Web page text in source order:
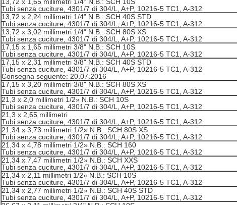
Tubi senza cuciture, 4301/7 di 304/L, A+P, 10216-5 TC1, A-312
13,72 x 2,24 millimetri 1/4" N.B.: SCH 40S STD
Tubi senza cuciture, 4301/7 di 304/L, A+P, 10216-5 TC1, A-312
13,72 x 3,02 millimetri 1/4" N.B.: SCH 80S XS
Tubi senza cuciture, 4301/7 di 304/L, A+P, 10216-5 TC1, A-312
17,15 x 1,65 millimetri 3/8" N.B.: SCH 10S
Tubi senza cuciture, 4301/7 di 304/L, A+P, 10216-5 TC1, A-312
17,15 x 2,31 millimetri 3/8" N.B.: SCH 40S STD
Tubi senza cuciture, 4301/7 di 304/L, A+P, 10216-5 TC1, A-312
Consegna seguente: 20.07.2016
17,15 x 3,20 millimetri 3/8" N.B.: SCH 80S XS
Tubi senza cuciture, 4301/7 di 304/L, A+P, 10216-5 TC1, A-312
21,3 x 2,0 millimetri 1/2» N.B.: SCH 10S
Tubi senza cuciture, 4301/7 di 304/L, A+P, 10216-5 TC1, A-312
21,3 x 2,65 millimetri
Tubi senza cuciture, 4301/7 di 304/L, A+P, 10216-5 TC1, A-312
21,34 x 3,73 millimetri 1/2» N.B.: SCH 80S XS
Tubi senza cuciture, 4301/7 di 304/L, A+P, 10216-5 TC1, A-312
21,34 x 4,78 millimetri 1/2» N.B.: SCH 160
Tubi senza cuciture, 4301/7 di 304/L, A+P, 10216-5 TC1, A-312
21,34 x 7,47 millimetri 1/2» N.B.: SCH XXS
Tubi senza cuciture, 4301/7 di 304/L, A+P, 10216-5 TC1, A-312
21,34 x 2,11 millimetri 1/2» N.B.: SCH 10S
Tubi senza cuciture, 4301/7 di 304/L, A+P, 10216-5 TC1, A-312
21,34 x 2,77 millimetri 1/2» N.B.: SCH 40S STD
Tubi senza cuciture, 4301/7 di 304/L, A+P, 10216-5 TC1, A-312